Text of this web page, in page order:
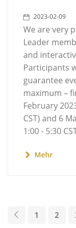
2023-02-09
We are very
Leader
and
Participants
guarantee
maximum –
February
CST) and 6
1:00 - 5:30
Mehr
1 2